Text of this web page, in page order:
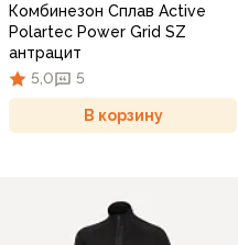
Комбинезон Сплав Active
Polartec Power Grid SZ
антрацит
5,0
5
В корзину